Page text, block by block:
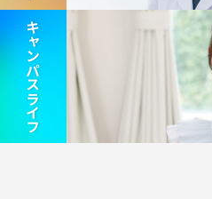
キャンパスライフ